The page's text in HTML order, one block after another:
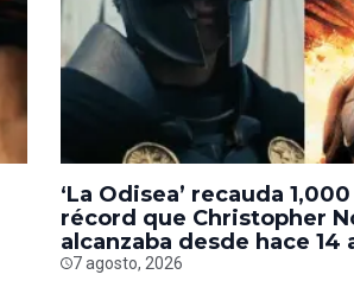
‘La Odisea’ recauda
récord que Christopher
alcanzaba desde hace 14
7 agosto, 2026